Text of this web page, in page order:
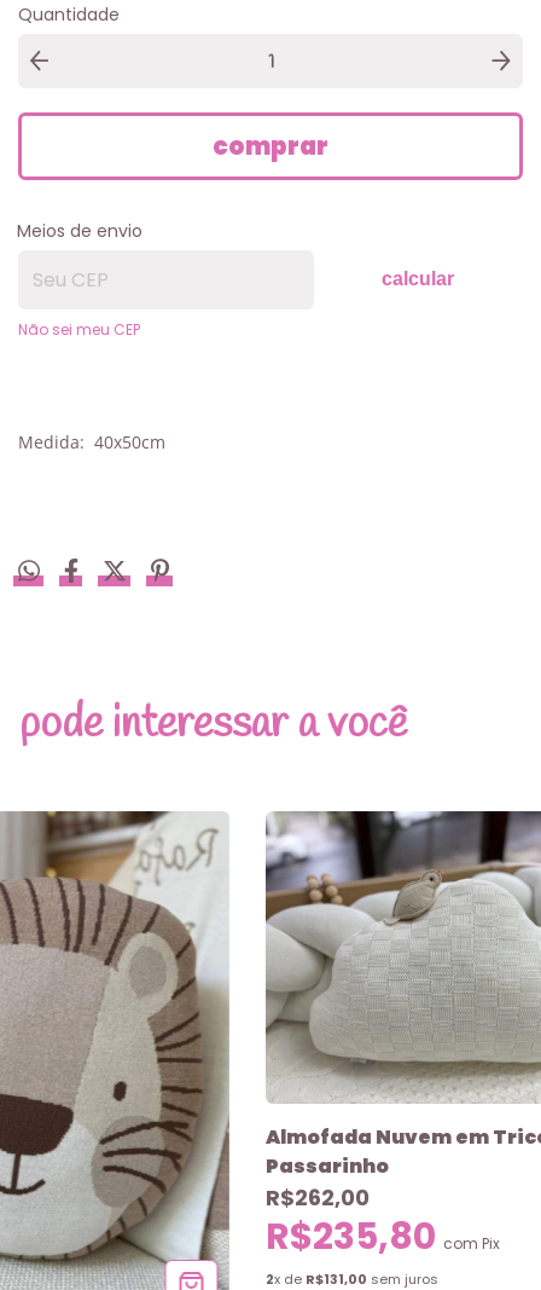
Quantidade
Meios de envio
calcular
Não sei meu CEP
Medida: 40x50cm
pode interessar a você
Almofada Nuvem em
Passarinho
R$262,00
R$235,80 com Pix
2x de R$131,00 sem juros